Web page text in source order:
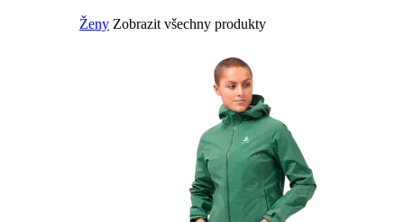
Ženy Zobrazit všechny produkty